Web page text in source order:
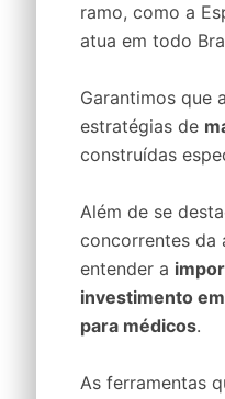
ramo, como a
atua em todo
Garantimos que
estratégias de
construídas
Além de se
concorrentes da
entender a
investimento
para médicos.
As ferramentas